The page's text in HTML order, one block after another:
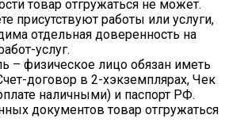
товар отгружаться не может.
присутствуют работы или услуги,
отдельная доверенность на
услуг.
– физическое лицо обязан иметь
договор в 2-хэкземплярах, Чек
наличными) и паспорт РФ.
документов товар отгружаться